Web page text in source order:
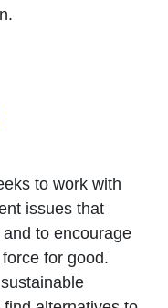
to work with
issues that
to encourage
for good.